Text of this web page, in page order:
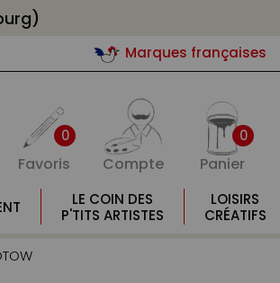
Marques françaises
0
Favoris Compte
0
Panier
LE COIN DES
P'TITS ARTISTES
LOISIRS
CRÉATIFS